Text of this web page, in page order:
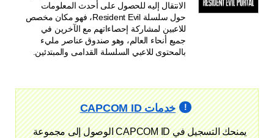
الانتقال إليه للحصول على أحدث المعلومات
حول سلسلة Resident Evil، فهو مكان مخصص
للاعبين لمشاركة إحصاءاتهم مع الآخرين في
جميع أنحاء العالم، وهو صندوق عناصر مليء
بالمحتوى للاعبي السلسلة القدامى والمبتدئين.
خدمات CAPCOM ID
يمنحك التسجيل في CAPCOM ID الوصول إلى مجموعة